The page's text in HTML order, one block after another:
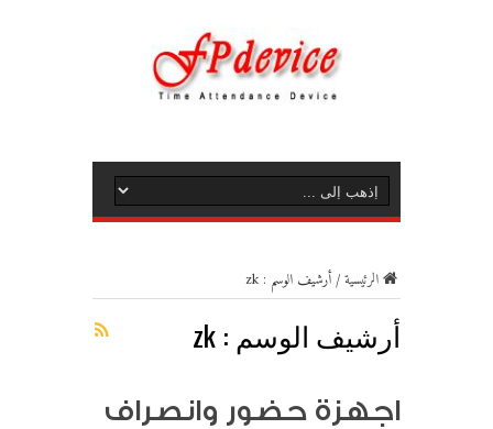
الرئيسية/أرشيف الوسم : zk
أرشيف الوسم : zk
اجهزة حضور وانصراف